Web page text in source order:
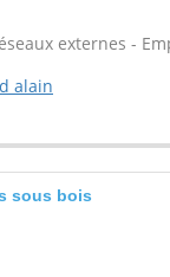
externes -
alain
sous bois